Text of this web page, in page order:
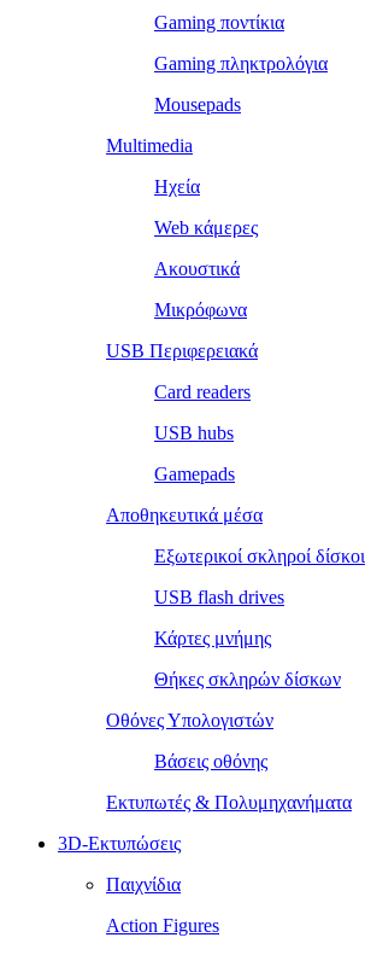
Gaming ποντίκια
Gaming πληκτρολόγια
Mousepads
Multimedia
Ηχεία
Web κάμερες
Ακουστικά
Μικρόφωνα
USB Περιφερειακά
Card readers
USB hubs
Gamepads
Αποθηκευτικά μέσα
Εξωτερικοί σκληροί δίσκοι
USB flash drives
Κάρτες μνήμης
Θήκες σκληρών δίσκων
Οθόνες Υπολογιστών
Βάσεις οθόνης
Εκτυπωτές & Πολυμηχανήματα
3D-Εκτυπώσεις
Παιχνίδια
Action Figures